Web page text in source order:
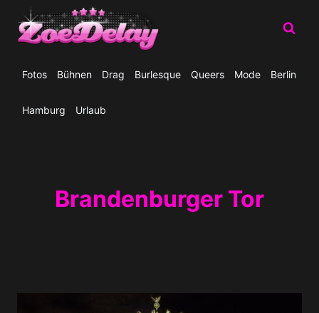
Inhalt
springen
Fotos Bühnen Drag Burlesque Queers Mode Berlin
Hamburg Urlaub
Brandenburger Tor